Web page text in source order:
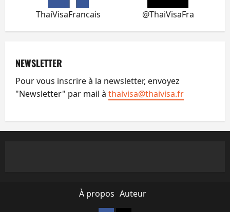
ThaiVisaFrancais @ThaiVisaFra
NEWSLETTER
Pour vous inscrire à la newsletter, envoyez
"Newsletter" par mail à thaivisa@thaivisa.fr
À propos Auteur